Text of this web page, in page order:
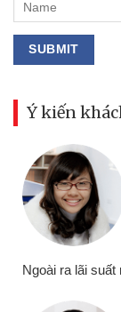
Ý kiến
thiệu cho bạn